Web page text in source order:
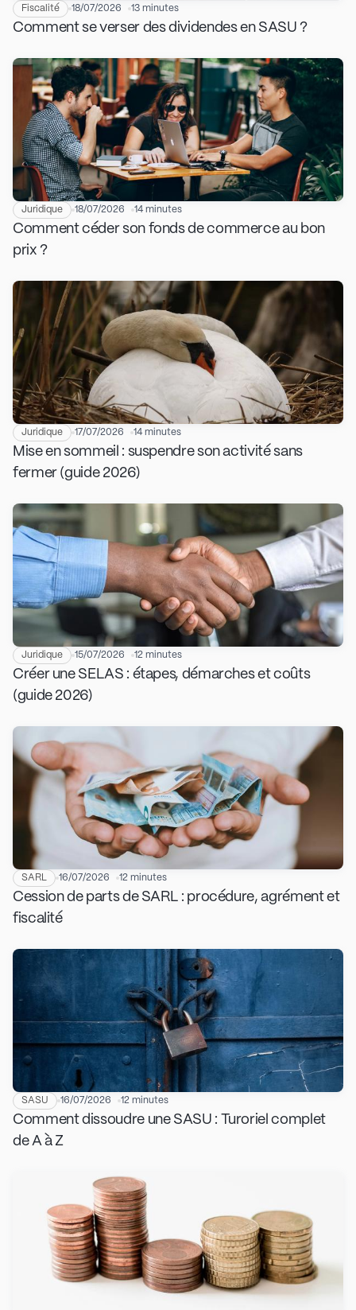
Fiscalité 18/07/2026 13 minutes
Comment se verser des dividendes en SASU ?
Juridique 18/07/2026 14 minutes
Comment céder son fonds de commerce au bon
prix ?
Juridique 17/07/2026 14 minutes
Mise en sommeil : suspendre son activité sans
fermer (guide 2026)
Juridique 15/07/2026 12 minutes
Créer une SELAS : étapes, démarches et coûts
(guide 2026)
SARL 16/07/2026 12 minutes
Cession de parts de SARL : procédure, agrément et
fiscalité
SASU 16/07/2026 12 minutes
Comment dissoudre une SASU : Turoriel complet
de A à Z